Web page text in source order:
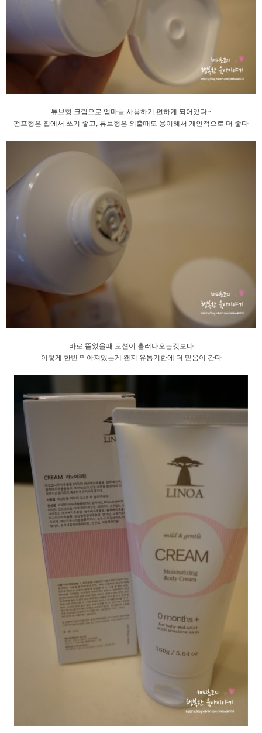
튜브형 크림으로 엄마들 사용하기 편하게 되어있다~
펌프형은 집에서 쓰기 좋고, 튜브형은 외출때도 용이해서 개인적으로 더 좋다
바로 뜯었을때 로션이 흘러나오는것보다
이렇게 한번 막아져있는게 왠지 유통기한에 더 믿음이 간다